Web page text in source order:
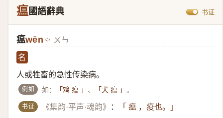
瘟國語辭典 书证
瘟wēn ㄨㄣ
名
人或牲畜的急性传染病。
例如 如： 「鸡 瘟 」 、 「犬 瘟 」。
书证 《集韵·平声·魂韵》 ： 「 瘟 ，疫也。」